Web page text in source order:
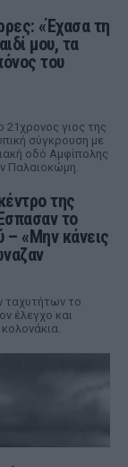
«Έχασα τη
μου, τα
του
21χρονος γιος της
σύγκρουση με
οδό Αμφίπολης
Παλαιοκώμη.
της
το
– «Μην κάνεις
ταχυτήτων το
έλεγχο και